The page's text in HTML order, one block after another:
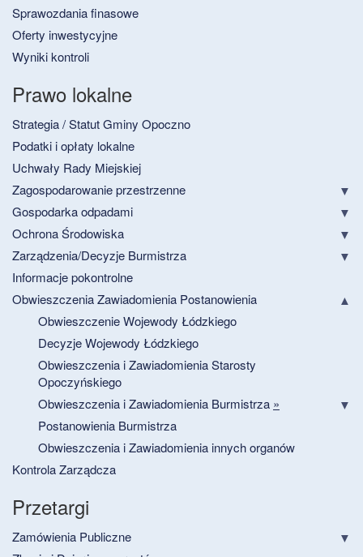
Sprawozdania finasowe
Oferty inwestycyjne
Wyniki kontroli
Prawo lokalne
Strategia / Statut Gminy Opoczno
Podatki i opłaty lokalne
Uchwały Rady Miejskiej
Zagospodarowanie przestrzenne
Gospodarka odpadami
Ochrona Środowiska
Zarządzenia/Decyzje Burmistrza
Informacje pokontrolne
Obwieszczenia Zawiadomienia Postanowienia
Obwieszczenie Wojewody Łódzkiego
Decyzje Wojewody Łódzkiego
Obwieszczenia i Zawiadomienia Starosty
Opoczyńskiego
Obwieszczenia i Zawiadomienia Burmistrza »
Postanowienia Burmistrza
Obwieszczenia i Zawiadomienia innych organów
Kontrola Zarządcza
Przetargi
Zamówienia Publiczne